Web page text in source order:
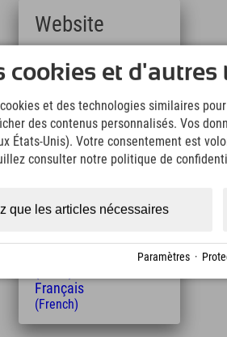
cookies et d'autres
et des technologies similaires
des contenus personnalisés. Vos
États-Unis). Votre consentement est
consulter notre politique de
que les articles nécessaires
Paramètres ·
Website
Deutsch
(German)
(English)
Italiano
(Italian)
Čeština
(Polish)
(Hungarian)
Français
(French)